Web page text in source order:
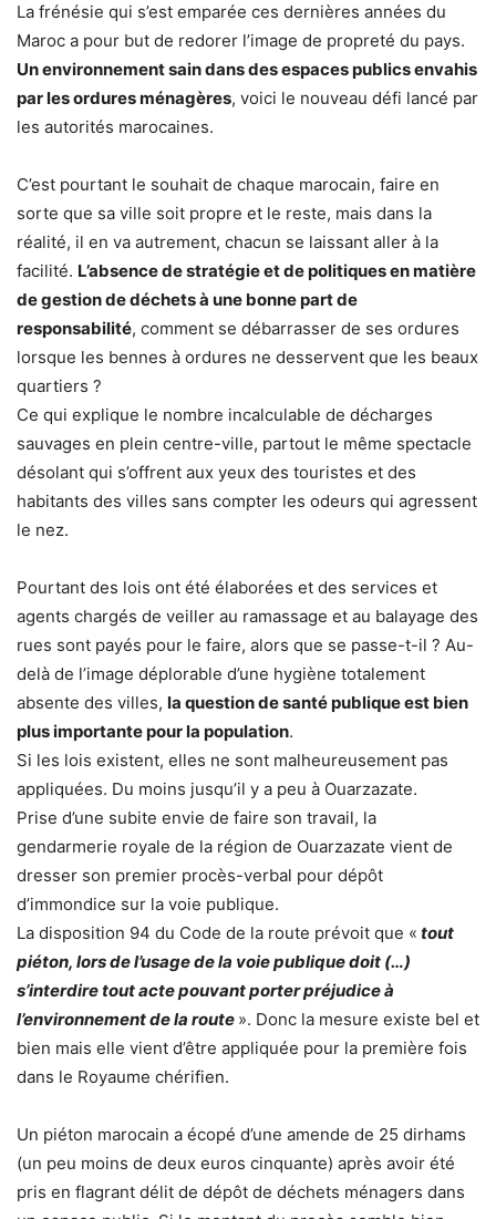
La frénésie qui s’est emparée ces dernières années du
Maroc a pour but de redorer l’image de propreté du pays.
Un environnement sain dans des espaces publics envahis
par les ordures ménagères, voici le nouveau défi lancé par
les autorités marocaines.
C’est pourtant le souhait de chaque marocain, faire en
sorte que sa ville soit propre et le reste, mais dans la
réalité, il en va autrement, chacun se laissant aller à la
facilité. L’absence de stratégie et de politiques en matière
de gestion de déchets à une bonne part de
responsabilité, comment se débarrasser de ses ordures
lorsque les bennes à ordures ne desservent que les beaux
quartiers ?
Ce qui explique le nombre incalculable de décharges
sauvages en plein centre-ville, partout le même spectacle
désolant qui s’offrent aux yeux des touristes et des
habitants des villes sans compter les odeurs qui agressent
le nez.
Pourtant des lois ont été élaborées et des services et
agents chargés de veiller au ramassage et au balayage des
rues sont payés pour le faire, alors que se passe-t-il ? Au-
delà de l’image déplorable d’une hygiène totalement
absente des villes, la question de santé publique est bien
plus importante pour la population.
Si les lois existent, elles ne sont malheureusement pas
appliquées. Du moins jusqu’il y a peu à Ouarzazate.
Prise d’une subite envie de faire son travail, la
gendarmerie royale de la région de Ouarzazate vient de
dresser son premier procès-verbal pour dépôt
d’immondice sur la voie publique.
La disposition 94 du Code de la route prévoit que « tout
piéton, lors de l’usage de la voie publique doit (…)
s’interdire tout acte pouvant porter préjudice à
l’environnement de la route ». Donc la mesure existe bel et
bien mais elle vient d’être appliquée pour la première fois
dans le Royaume chérifien.
Un piéton marocain a écopé d’une amende de 25 dirhams
(un peu moins de deux euros cinquante) après avoir été
pris en flagrant délit de dépôt de déchets ménagers dans